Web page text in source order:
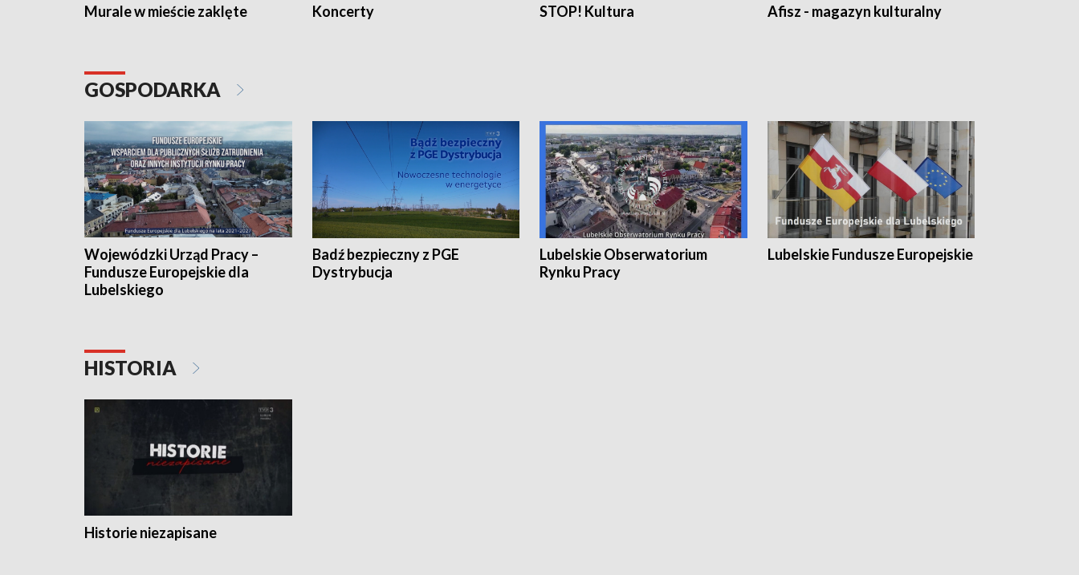
Murale w mieście zaklęte Koncerty STOP! Kultura Afisz - magazyn kulturalny
GOSPODARKA
Wojewódzki Urząd Pracy –
Fundusze Europejskie dla
Lubelskiego
Badź bezpieczny z PGE
Dystrybucja
Lubelskie Obserwatorium
Rynku Pracy
Lubelskie Fundusze Europejskie
HISTORIA
Historie niezapisane